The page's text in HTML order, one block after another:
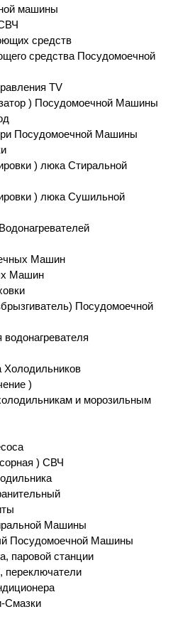
машины
средств
средства Посудомоечной
TV
) Посудомоечной Машины
Посудомоечной Машины
) люка Стиральной
) люка Сушильной
Машин
Машин
Посудомоечной
Холодильников
)
и морозильным
) СВЧ
Машины
Посудомоечной Машины
паровой станции
переключатели
Смазки